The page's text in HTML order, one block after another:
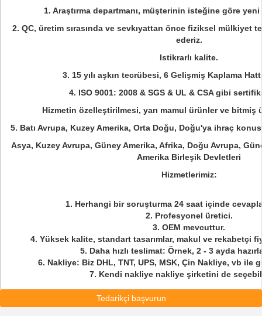
1. Araştırma departmanı, müşterinin isteğine göre
2. QC, üretim sırasında ve sevkıyattan önce fiziksel mülkiyet
ederiz.
Istikrarlı kalite.
3. 15 yılı aşkın tecrübesi, 6 Gelişmiş Kaplama
4. ISO 9001: 2008 & SGS & UL & CSA gibi
Hizmetin özelleştirilmesi, yarı mamul ürünler ve bitmiş
5. Batı Avrupa, Kuzey Amerika, Orta Doğu, Doğu'ya ihraç
Asya, Kuzey Avrupa, Güney Amerika, Afrika, Doğu Avrupa,
Amerika Birleşik Devletleri
Hizmetlerimiz:
1. Herhangi bir soruşturma 24 saat içinde
2. Profesyonel üretici.
3. OEM mevcuttur.
4. Yüksek kalite, standart tasarımlar, makul ve rekabetçi
5. Daha hızlı teslimat: Örnek, 2 - 3 ayda
6. Nakliye: Biz DHL, TNT, UPS, MSK, Çin Nakliye, vb ile
7. Kendi nakliye nakliye şirketini de
Tedarikçi başvurun